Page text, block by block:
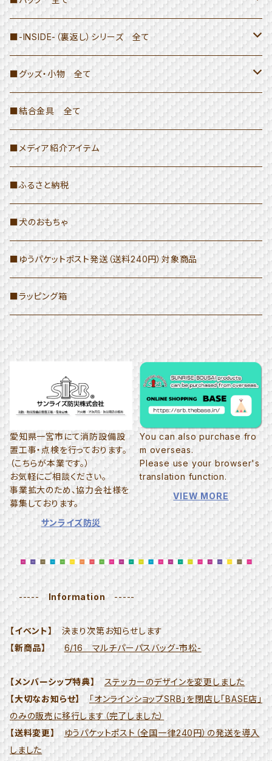
≫トートバッグ
H26×W37×D10
H26×W37×D10（ファスナー・ポケット付き）
トートバッグ(L)-INSIDE-
≫ハンドバッグ
≫ドラム型バッグ
≫≫ドラム型バッグ（INSIDE以外）
≫≫ドラム型バッグ-INSIDE-
≫Hang Bag
≫INSIDEシリーズのバッグ
■-INSIDE-（裏返し）シリーズ 全て
≫トートバッグ・ハンドバッグ
≫ドラム型バッグ
≫小物・その他
■グッズ・小物 全て
≫結合金具の商品（ペン立てなど）
≫ペンケース・ポーチ
≫小物・生活雑貨
≫キーホルダー・ショルダーストラップ
≫小さな腰袋
≫小銭入れ・名刺入れ
≫犬のおもちゃ
■結合金具 全て
■メディア紹介アイテム
■ふるさと納税
■犬のおもちゃ
■ゆうパケットポスト発送（送料240円）対象商品
■ラッピング箱
愛知県一宮市にて消防設備設
置工事・点検を行っております。
（こちらが本業です。）
お気軽にご相談ください。
事業拡大のため、協力会社様を
募集しております。
サンライズ防災
You can also purchase fro
m overseas.
Please use your browser's
translation function.
VIEW MORE
----- Information -----
【イベント】
決まり次第お知らせします
【新商品】6/16 マルチパーパスバッグ-市松-
【メンバーシップ特典】 ステッカーのデザインを変更しました
【大切なお知らせ】
「オンラインショップSRB」を閉店し「BASE店」
のみの販売に移行します（完了しました）
【送料変更】
ゆうパケットポスト（全国一律240円）の発送を導入
しました